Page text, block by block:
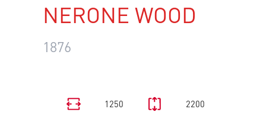
NERONE WOOD
1876
1250 2200